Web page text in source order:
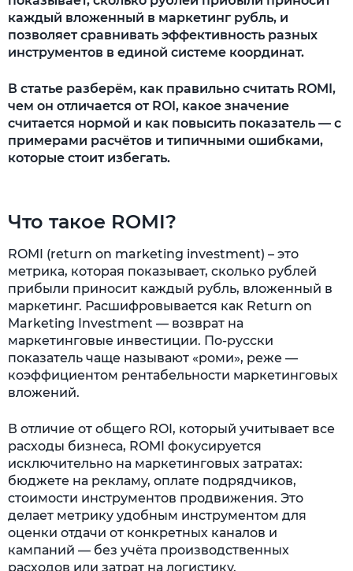
каждый вложенный в маркетинг рубль, и
позволяет сравнивать эффективность разных
инструментов в единой системе координат.
В статье разберём, как правильно считать ROMI,
чем он отличается от ROI, какое значение
считается нормой и как повысить показатель — с
примерами расчётов и типичными ошибками,
которые стоит избегать.
Что такое ROMI?
ROMI (return on marketing investment) – это
метрика, которая показывает, сколько рублей
прибыли приносит каждый рубль, вложенный в
маркетинг. Расшифровывается как Return on
Marketing Investment — возврат на
маркетинговые инвестиции. По-русски
показатель чаще называют «роми», реже —
коэффициентом рентабельности маркетинговых
вложений.
В отличие от общего ROI, который учитывает все
расходы бизнеса, ROMI фокусируется
исключительно на маркетинговых затратах:
бюджете на рекламу, оплате подрядчиков,
стоимости инструментов продвижения. Это
делает метрику удобным инструментом для
оценки отдачи от конкретных каналов и
кампаний — без учёта производственных
расходов или затрат на логистику.